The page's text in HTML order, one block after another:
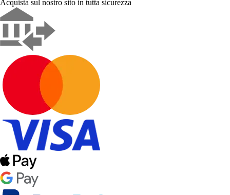
Acquista sul nostro sito in tutta sicurezza